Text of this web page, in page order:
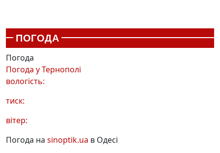
ПОГОДА
Погода
Погода уТернополі
вологість:
тиск:
вітер:
Погода на sinoptik.ua в Одесі